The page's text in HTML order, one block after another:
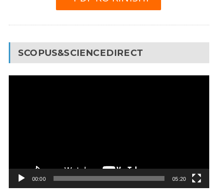
SCOPUS&SCIENCEDIRECT
00:00 05:20